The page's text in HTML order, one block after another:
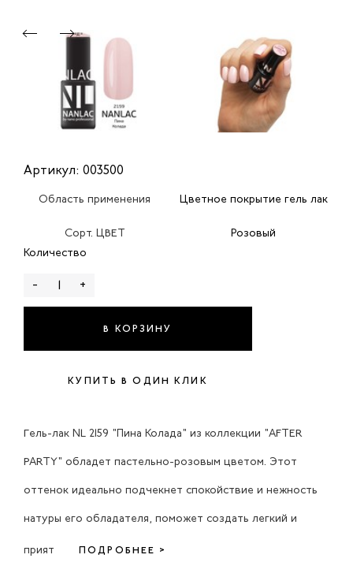
Артикул: 003500
Область применения Цветное покрытие гель лак
Сорт. ЦВЕТ
Розовый
Количество
- +
В КОРЗИНУ
КУПИТЬ В ОДИН КЛИК
Гель-лак NL 2159 "Пина Колада" из коллекции "AFTER
PARTY" обладет пастельно-розовым цветом. Этот
оттенок идеально подчекнет спокойствие и нежность
натуры его обладателя, поможет создать легкий и
прият ПОДРОБНЕЕ >